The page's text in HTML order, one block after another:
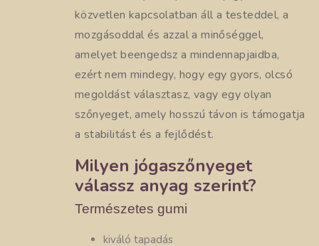
közvetlen kapcsolatban áll a testeddel, a
mozgásoddal és azzal a minőséggel,
amelyet beengedsz a mindennapjaidba,
ezért nem mindegy, hogy egy gyors, olcsó
megoldást választasz, vagy egy olyan
szőnyeget, amely hosszú távon is támogatja
a stabilitást és a fejlődést.
Milyen jógaszőnyeget
válassz anyag szerint?
Természetes gumi
kiváló tapadás